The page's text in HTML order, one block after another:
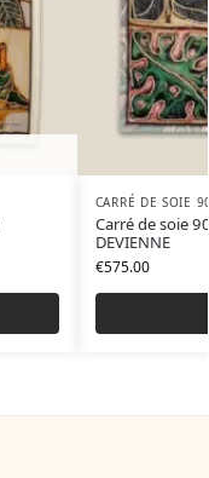
CARRÉ DE SOIE
Carré de soie
DEVIENNE
€575.00